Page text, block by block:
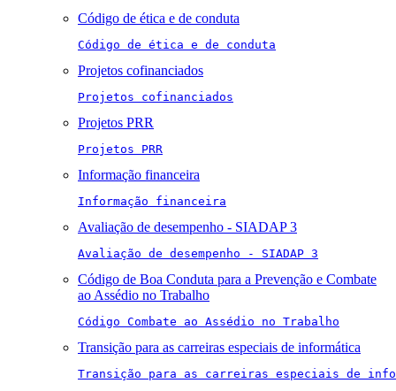
Código de ética e de conduta
Código de ética e de conduta
Projetos cofinanciados
Projetos cofinanciados
Projetos PRR
Projetos PRR
Informação financeira
Informação financeira
Avaliação de desempenho - SIADAP 3
Avaliação de desempenho - SIADAP 3
Código de Boa Conduta para a Prevenção e Combate
ao Assédio no Trabalho
Código Combate ao Assédio no Trabalho
Transição para as carreiras especiais de informática
Transição para as carreiras especiais de